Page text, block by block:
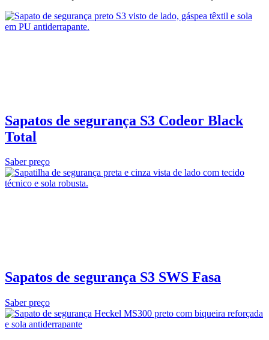
Sapatos de segurança S3 Codeor Black
Total
Saber preço
Sapatos de segurança S3 SWS Fasa
Saber preço